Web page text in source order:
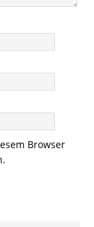
Browser